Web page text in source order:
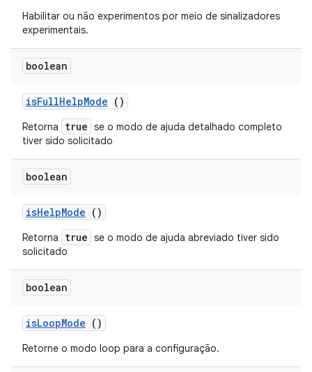
Habilitar ou não experimentos por meio de sinalizadores
experimentais.
boolean
isFullHelpMode ()
Retorna true se o modo de ajuda detalhado completo
tiver sido solicitado
boolean
isHelpMode ()
Retorna true se o modo de ajuda abreviado tiver sido
solicitado
boolean
isLoopMode ()
Retorne o modo loop para a configuração.